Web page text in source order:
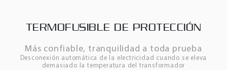
TERMOFUSIBLE DE PROTECCIÓN
Más confiable, tranquilidad a toda prueba
Desconexión automática de la electricidad cuando se eleva
demasiado la temperatura del transformador